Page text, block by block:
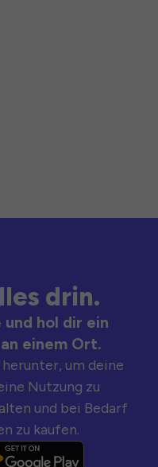
drin.
hol dir ein
einem Ort.
um deine
Nutzung zu
und bei Bedarf
zu kaufen.